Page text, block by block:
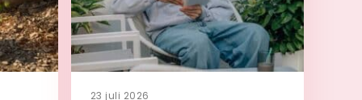
23 juli 2026